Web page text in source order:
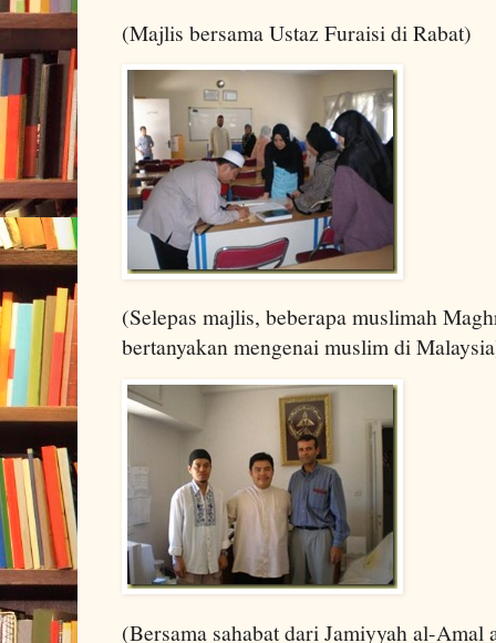
(Majlis bersama Ustaz Furaisi di Rabat)
(Selepas majlis, beberapa muslimah
bertanyakan mengenai muslim di
(Bersama sahabat dari Jamiyyah al-